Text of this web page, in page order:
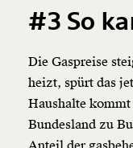
#3 So
Die Gaspreise
heizt, spürt das
Haushalte kommt
Bundesland zu